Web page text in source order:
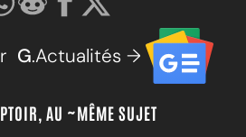
G.Actualités →
AU ~MÊME SUJET